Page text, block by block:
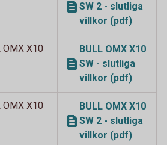
SW 2 - slutliga
villkor (pdf)
OMX X10
BULL OMX X10
SW - slutliga
villkor (pdf)
OMX X10
BULL OMX X10
SW 2 - slutliga
villkor (pdf)